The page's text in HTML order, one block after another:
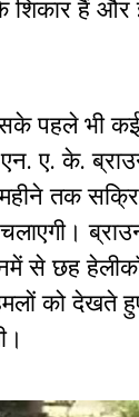
हैं और
पहले
एन. ए. के.
तक
छह
को देखते हुए